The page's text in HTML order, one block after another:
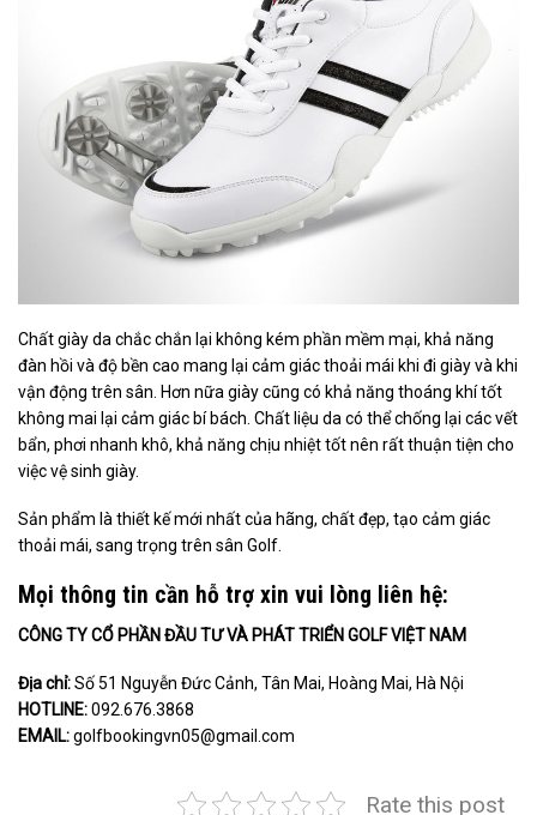
Chất giày da chắc chắn lại không kém phần mềm mại, khả năng
đàn hồi và độ bền cao mang lại cảm giác thoải mái khi đi giày và khi
vận động trên sân. Hơn nữa giày cũng có khả năng thoáng khí tốt
không mai lại cảm giác bí bách. Chất liệu da có thể chống lại các vết
bẩn, phơi nhanh khô, khả năng chịu nhiệt tốt nên rất thuận tiện cho
việc vệ sinh giày.
Sản phẩm là thiết kế mới nhất của hãng, chất đẹp, tạo cảm giác
thoải mái, sang trọng trên sân Golf.
Mọi thông tin cần hỗ trợ xin vui lòng liên hệ:
CÔNG TY CỔ PHẦN ĐẦU TƯ VÀ PHÁT TRIỂN GOLF VIỆT NAM
Địa chỉ:Số 51 Nguyễn Đức Cảnh, Tân Mai, Hoàng Mai, Hà Nội
HOTLINE:092.676.3868
EMAIL:golfbookingvn05@gmail.com
Rate this post